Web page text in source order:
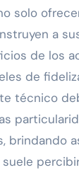
solo
a
de los
de
técnico
brindando